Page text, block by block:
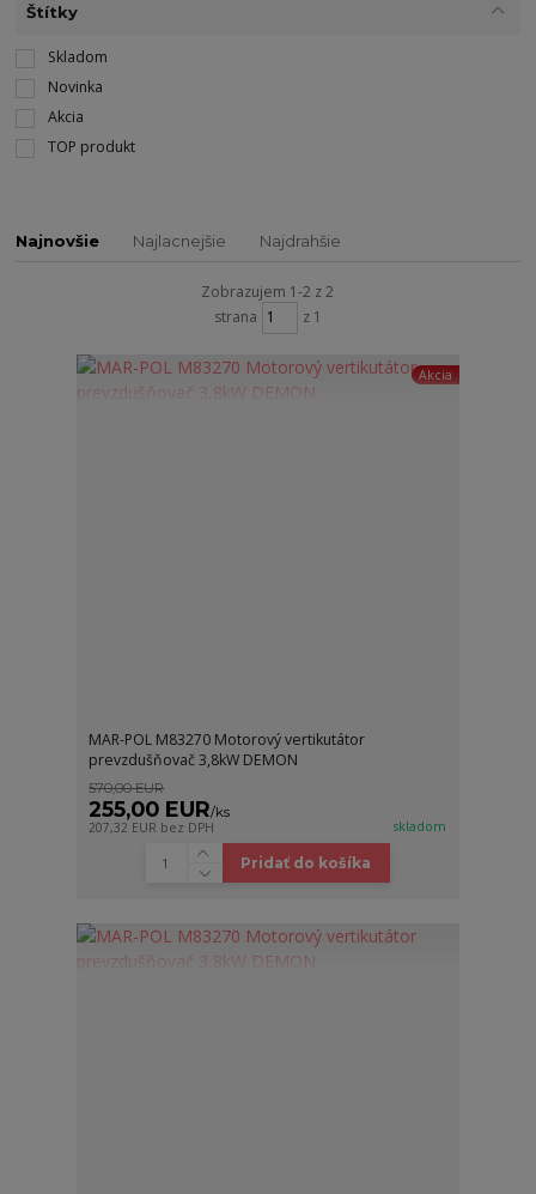
Štítky
Skladom
Novinka
Akcia
TOP produkt
Najnovšie Najlacnejšie Najdrahšie
Zobrazujem 1-2 z 2
strana
z 1
Akcia
MAR-POL M83270 Motorový vertikutátor
prevzdušňovač 3,8kW DEMON
570,00 EUR
255,00 EUR/ks
207,32 EUR bez DPH skladom
Pridať do košíka